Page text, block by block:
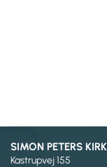
SIMON PETERS
Kastrupvej 155